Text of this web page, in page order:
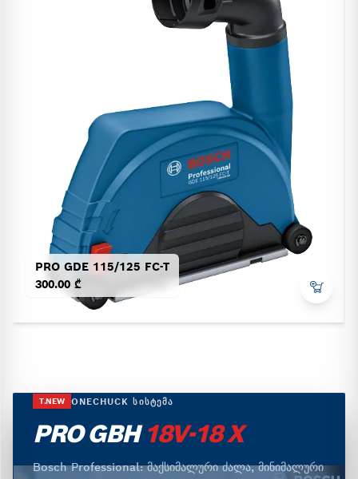
PRO GDE 115/125 FC-T
300.00 ₾
T.NEW ONECHUCK ᲡᲘᲡᲢᲔᲛᲐ
PRO GBH18V-18 X
Bosch Professional: მაქსიმალური ძალა, მინიმალური